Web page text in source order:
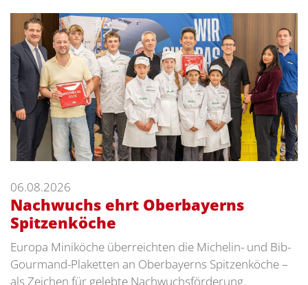
06.08.2026
Nachwuchs ehrt Oberbayerns
Spitzenköche
Europa Miniköche überreichten die Michelin- und Bib-
Gourmand-Plaketten an Oberbayerns Spitzenköche –
als Zeichen für gelebte Nachwuchsförderung.